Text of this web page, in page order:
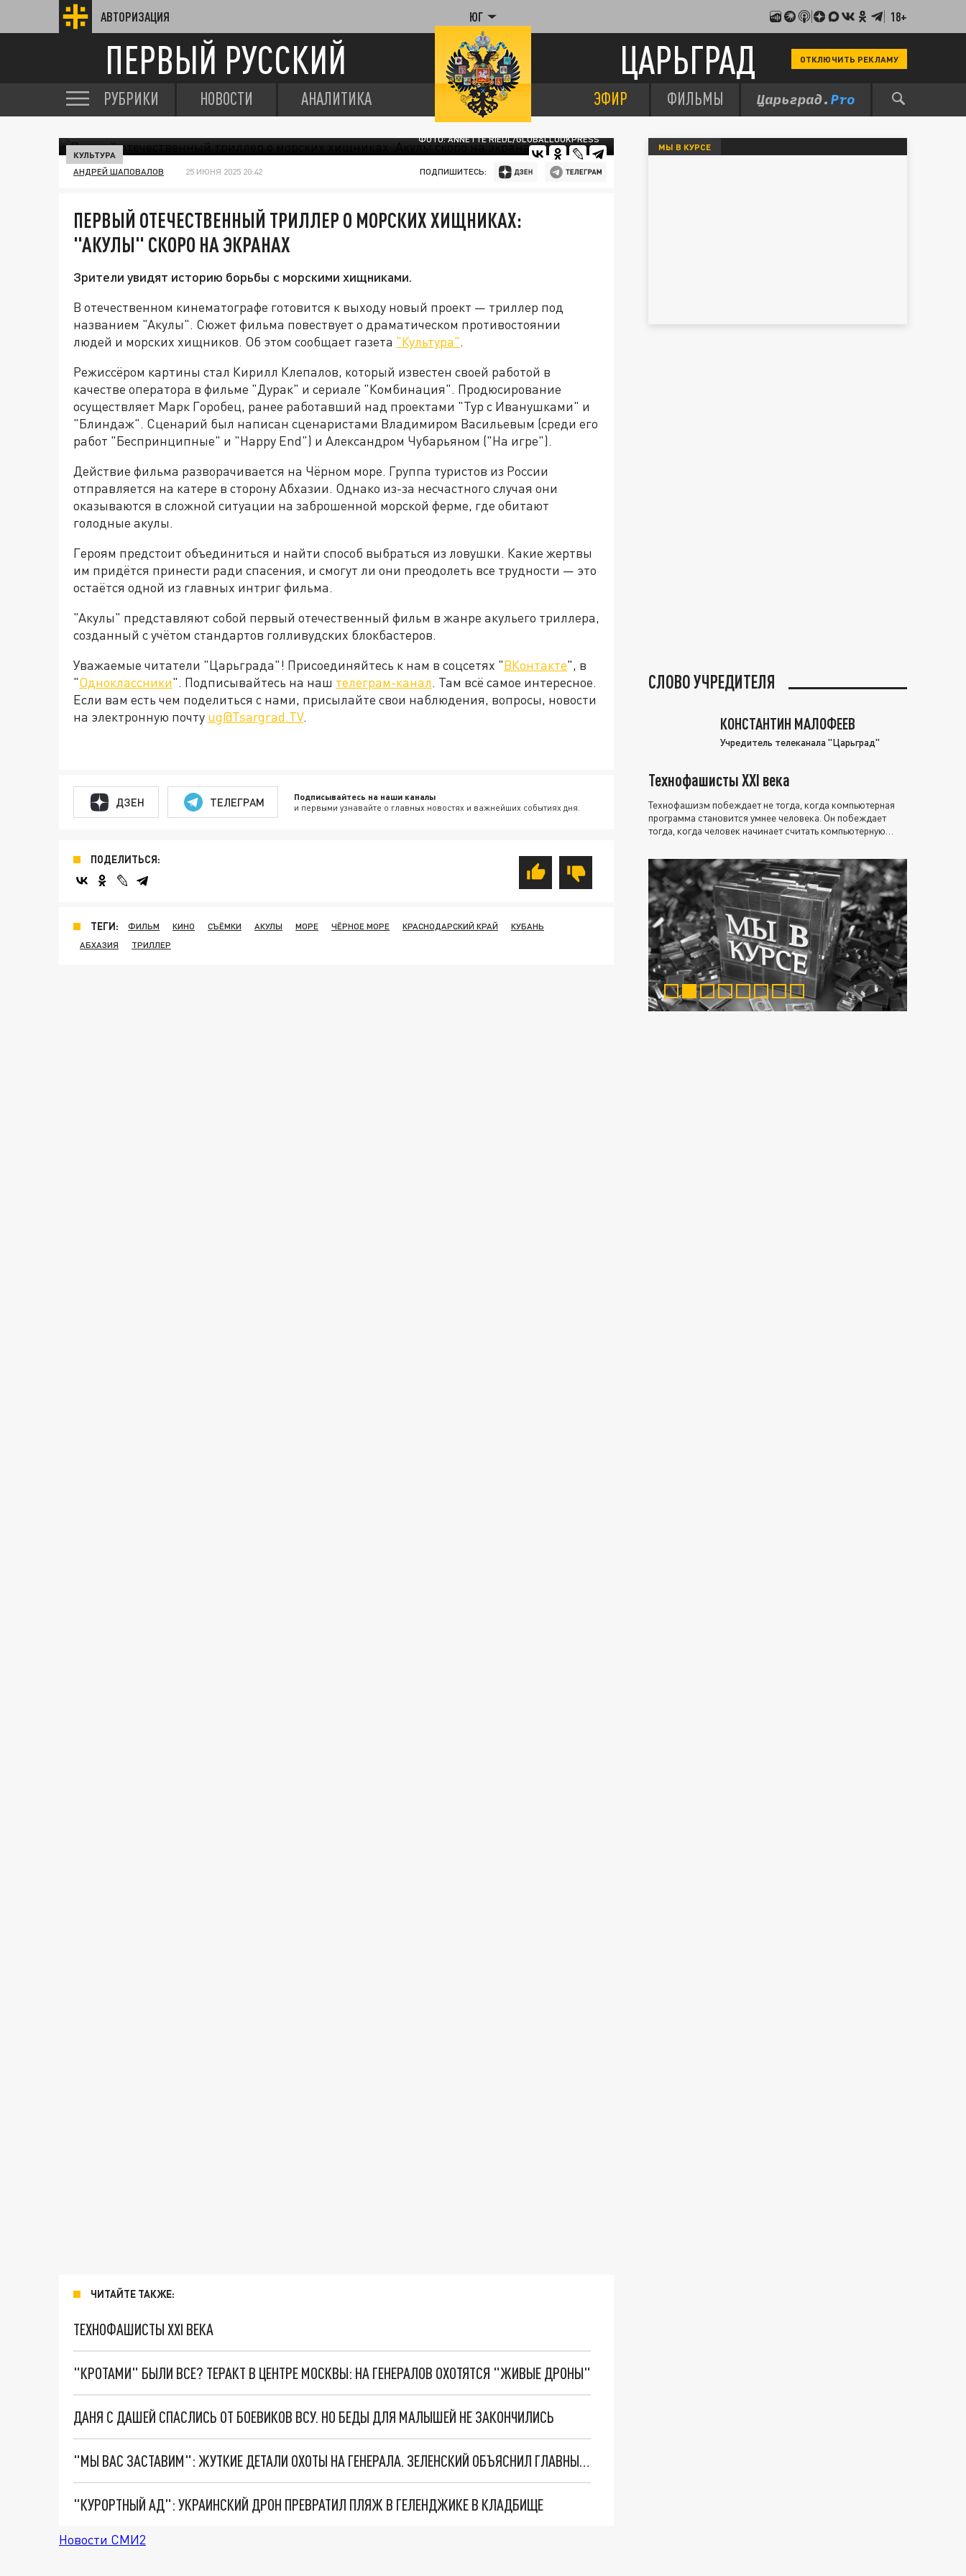
АВТОРИЗАЦИЯ ЮГ 18+
ПЕРВЫЙ РУССКИЙ ЦАРЬГРАД ОТКЛЮЧИТЬ РЕКЛАМУ
РУБРИКИ НОВОСТИ АНАЛИТИКА ЭФИР ФИЛЬМЫ
ФОТО: ANNETTE RIEDL/GLOBALLOOKPRESS
КУЛЬТУРА
АНДРЕЙ ШАПОВАЛОВ 25 ИЮНЯ 2025 20:42 ПОДПИШИТЕСЬ:
ПЕРВЫЙ ОТЕЧЕСТВЕННЫЙ ТРИЛЛЕР О МОРСКИХ ХИЩНИКАХ:
"АКУЛЫ" СКОРО НА ЭКРАНАХ
Зрители увидят историю борьбы с морскими хищниками.
В отечественном кинематографе готовится к выходу новый проект — триллер под
названием "Акулы". Сюжет фильма повествует о драматическом противостоянии
людей и морских хищников. Об этом сообщает газета "Культура".
Режиссёром картины стал Кирилл Клепалов, который известен своей работой в
качестве оператора в фильме "Дурак" и сериале "Комбинация". Продюсирование
осуществляет Марк Горобец, ранее работавший над проектами "Тур с Иванушками" и
"Блиндаж". Сценарий был написан сценаристами Владимиром Васильевым (среди его
работ "Беспринципные" и "Happy End") и Александром Чубарьяном ("На игре").
Действие фильма разворачивается на Чёрном море. Группа туристов из России
отправляется на катере в сторону Абхазии. Однако из-за несчастного случая они
оказываются в сложной ситуации на заброшенной морской ферме, где обитают
голодные акулы.
Героям предстоит объединиться и найти способ выбраться из ловушки. Какие жертвы
им придётся принести ради спасения, и смогут ли они преодолеть все трудности — это
остаётся одной из главных интриг фильма.
"Акулы" представляют собой первый отечественный фильм в жанре акульего триллера,
созданный с учётом стандартов голливудских блокбастеров.
Уважаемые читатели "Царьграда"! Присоединяйтесь к нам в соцсетях "ВКонтакте", в
"Одноклассники". Подписывайтесь на наш телеграм-канал. Там всё самое интересное.
Если вам есть чем поделиться с нами, присылайте свои наблюдения, вопросы, новости
на электронную почту ug@Tsargrad.TV.
ДЗЕН ТЕЛЕГРАМ Подписывайтесь на наши каналы
и первыми узнавайте о главных новостях и важнейших событиях дня.
ПОДЕЛИТЬСЯ:
ТЕГИ: ФИЛЬМ КИНО СЪЁМКИ АКУЛЫ МОРЕ ЧЁРНОЕ МОРЕ КРАСНОДАРСКИЙ КРАЙ
КУБАНЬ
АБХАЗИЯ
ТРИЛЛЕР
ЧИТАЙТЕ ТАКЖЕ:
ТЕХНОФАШИСТЫ XXI ВЕКА
"КРОТАМИ" БЫЛИ ВСЕ? ТЕРАКТ В ЦЕНТРЕ МОСКВЫ: НА ГЕНЕРАЛОВ ОХОТЯТСЯ "ЖИВЫЕ ДРОНЫ"
ДАНЯ С ДАШЕЙ СПАСЛИСЬ ОТ БОЕВИКОВ ВСУ. НО БЕДЫ ДЛЯ МАЛЫШЕЙ НЕ ЗАКОНЧИЛИСЬ
"МЫ ВАС ЗАСТАВИМ": ЖУТКИЕ ДЕТАЛИ ОХОТЫ НА ГЕНЕРАЛА. ЗЕЛЕНСКИЙ ОБЪЯСНИЛ ГЛАВНЫЙ СМЫСЛ ТЕРАКТА В ЦЕНТРЕ МОСКВЫ
"КУРОРТНЫЙ АД": УКРАИНСКИЙ ДРОН ПРЕВРАТИЛ ПЛЯЖ В ГЕЛЕНДЖИКЕ В КЛАДБИЩЕ
Новости СМИ2
МЫ В КУРСЕ
СЛОВО УЧРЕДИТЕЛЯ
КОНСТАНТИН МАЛОФЕЕВ
Учредитель телеканала "Царьград"
Технофашисты XXI века
Технофашизм побеждает не тогда, когда компьютерная
программа становится умнее человека. Он побеждает
тогда, когда человек начинает считать компьютерную